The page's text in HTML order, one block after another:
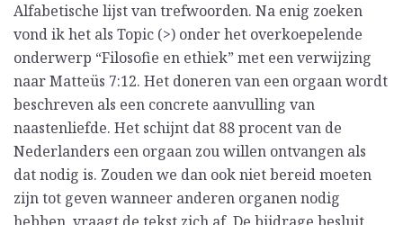
Alfabetische lijst van trefwoorden. Na enig zoeken
vond ik het als Topic (>) onder het overkoepelende
onderwerp “Filosofie en ethiek” met een verwijzing
naar Matteüs 7:12. Het doneren van een orgaan wordt
beschreven als een concrete aanvulling van
naastenliefde. Het schijnt dat 88 procent van de
Nederlanders een orgaan zou willen ontvangen als
dat nodig is. Zouden we dan ook niet bereid moeten
zijn tot geven wanneer anderen organen nodig